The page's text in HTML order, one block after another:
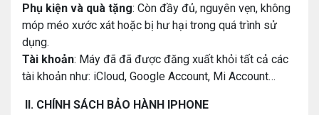
Phụ kiện và quà tặng: Còn đầy đủ, nguyên vẹn, không
móp méo xước xát hoặc bị hư hại trong quá trình sử
dụng.
Tài khoản: Máy đã đã được đăng xuất khỏi tất cả các
tài khoản như: iCloud, Google Account, Mi Account…
II. CHÍNH SÁCH BẢO HÀNH IPHONE